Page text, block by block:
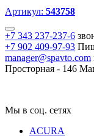
Артикул: 543758
+7 343 237-237-6
+7 902 409-97-93
manager@spavto.com
Просторная - 146
Мы в соц. сетях
ACURA